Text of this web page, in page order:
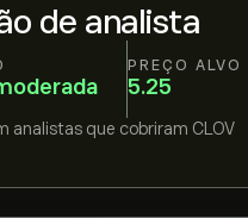
de analista
PREÇO ALVO
5.25
analistas que cobriram CLOV